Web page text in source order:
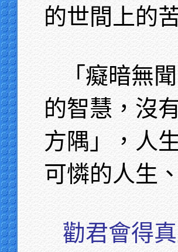
的世間上的
「癡暗無
的智慧，沒
方隅」，人
可憐的人生
勸君會得